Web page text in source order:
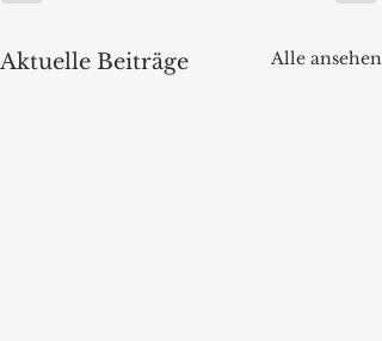
Aktuelle Beiträge Alle ansehen